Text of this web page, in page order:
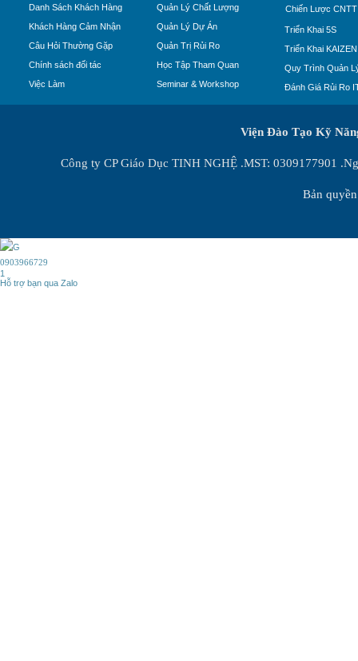
Danh Sách Khách Hàng
Khách Hàng Cảm Nhận
Câu Hỏi Thường Gặp
Chính sách đối tác
Việc Làm
Quản Lý Chất Lượng
Quản Lý Dự Án
Quản Trị Rủi Ro
Học Tập Tham Quan
Seminar & Workshop
Chiến Lược CNTT
Triển Khai 5S
Triển Khai KAIZEN
Quy Trình Quản
Đánh Giá Rủi Ro
Viện Đào Tạo Kỹ
Công ty CP Giáo Dục TINH NGHỆ .MST: 0309177901
Bản
0903966729
1
Hỗ trợ bạn qua Zalo